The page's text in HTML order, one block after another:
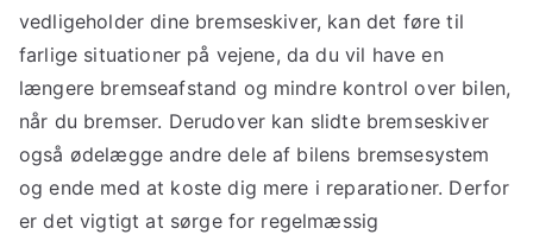
vedligeholder dine bremseskiver, kan det føre til
farlige situationer på vejene, da du vil have en
længere bremseafstand og mindre kontrol over bilen,
når du bremser. Derudover kan slidte bremseskiver
også ødelægge andre dele af bilens bremse­system
og ende med at koste dig mere i reparationer. Derfor
er det vigtigt at sørge for regelmæssig